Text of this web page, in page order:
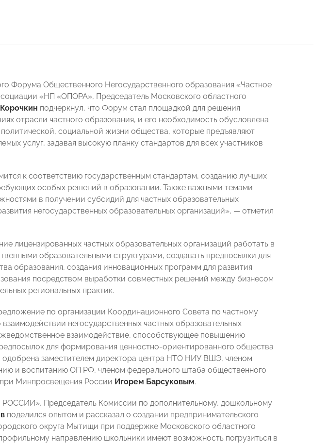
Форума Общественного Негосударственного образования «Частное
«НП «ОПОРА», Председатель Московского областного
подчеркнул, что Форум стал площадкой для решения
отрасли частного образования, и его необходимость обусловлена
социальной жизни общества, которые предъявляют
услуг, задавая высокую планку стандартов для всех участников
к соответствию государственным стандартам, созданию лучших
особых решений в образовании. Также важными темами
в получении субсидий для частных образовательных
негосударственных образовательных организаций», — отметил
лицензированных частных образовательных организаций работать в
образовательными структурами, создавать предпосылки для
образования, создания инновационных программ для развития
посредством выработки совместных решений между бизнесом
региональных практик.
по организации Координационного Совета по частному
негосударственных частных образовательных
взаимодействие, способствующее повышению
для формирования ценностно-ориентированного общества
заместителем директора центра НТО НИУ ВШЭ, членом
и воспитанию ОП РФ, членом федерального штаба общественного
Минпросвещения России Игорем Барсуковым.
Председатель Комиссии по дополнительному, дошкольному
поделился опытом и рассказал о создании предпринимательского
округа Мытищи при поддержке Московского областного
направлению школьники имеют возможность погрузиться в